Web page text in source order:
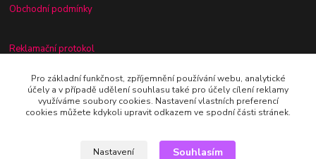
Obchodní podmínky
Reklamační protokol
Odstoupení od kupní smlouvy
Pro základní funkčnost, zpříjemnění používání webu, analytické
účely a v případě udělení souhlasu také pro účely cílení reklamy
využíváme soubory cookies. Nastavení vlastních preferencí
cookies můžete kdykoli upravit odkazem ve spodní části stránek.
Nastavení Souhlasím